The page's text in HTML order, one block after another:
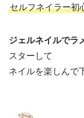
セルフネイラー初
ジェルネイルでラ
スターして
ネイルを楽しんで